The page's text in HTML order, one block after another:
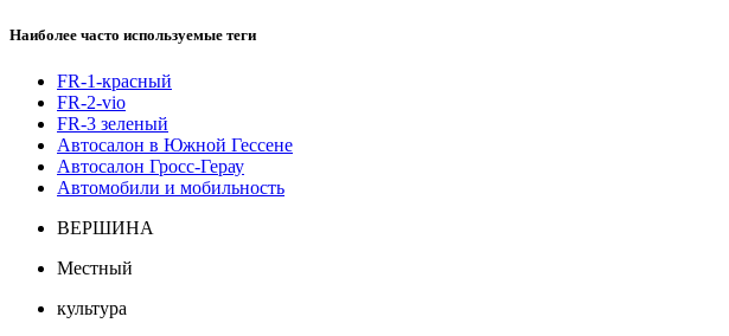
Наиболее часто используемые теги
FR-1-красный
FR-2-vio
FR-3 зеленый
Автосалон в Южной Гессене
Автосалон Гросс-Герау
Автомобили и мобильность
ВЕРШИНА
Местный
культура